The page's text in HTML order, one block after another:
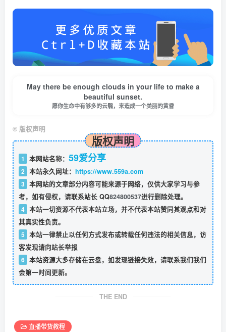
May there be enough clouds in your life to make a
beautiful sunset.
愿你生命中有够多的云翳，来造成一个美丽的黄昏
© 版权声明
版权声明
1 本网站名称： 59爱分享
2 本站永久网址： https://www.559a.com
3 本网站的文章部分内容可能来源于网络，仅供大家学习与参
考，如有侵权，请联系站长 QQ824800537进行删除处理。
4 本站一切资源不代表本站立场，并不代表本站赞同其观点和对
其真实性负责。
5 本站一律禁止以任何方式发布或转载任何违法的相关信息，访
客发现请向站长举报
6 本站资源大多存储在云盘，如发现链接失效，请联系我们我们
会第一时间更新。
THE END
直播带货教程